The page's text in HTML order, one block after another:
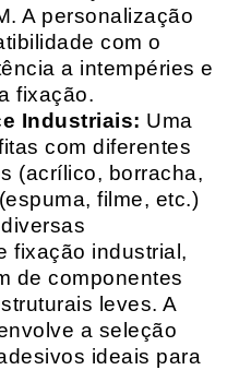
A personalização
com o
a intempéries e
fixação.
Industriais: Uma
com diferentes
(acrílico, borracha,
filme, etc.)
fixação industrial,
de componentes
leves. A
a seleção
ideais para